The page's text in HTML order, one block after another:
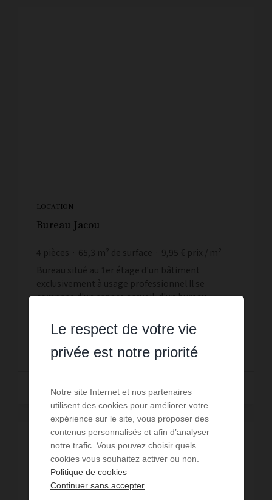
LOCATION
Bureau Jacou
4 pièces 65,3 m² de surface 9,95 € prix / m²
Bureau situé au 1er étage d'un bâtiment
exclusivement à usage professionnel.Il se
compose d'un espace accueil, d'un bureau
d&a...
650 € PAR MOIS CC
Lire la suite
Le respect de votre vie
privée est notre priorité
Notre site Internet et nos partenaires
utilisent des cookies pour améliorer votre
expérience sur le site, vous proposer des
contenus personnalisés et afin d’analyser
notre trafic. Vous pouvez choisir quels
cookies vous souhaitez activer ou non.
Politique de cookies
Continuer sans accepter